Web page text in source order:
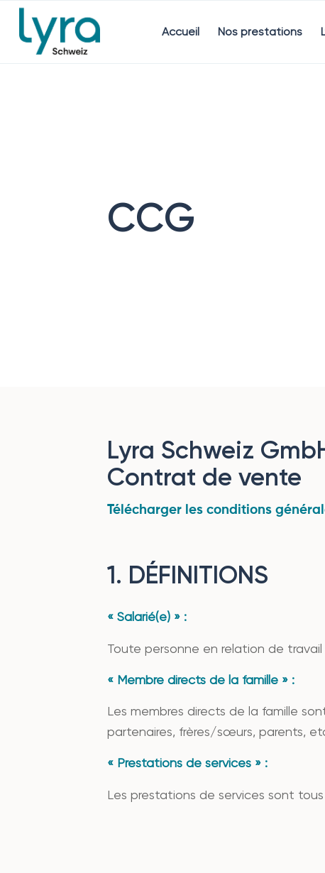
Accueil Nos prestations
CCG
Lyra Schweiz
Contrat de vente
Télécharger les conditions
1. DÉFINITIONS
« Salarié(e) » :
Toute personne en relation de
« Membre directs de la famille » :
Les membres directs de la famille
partenaires, frères/sœurs, parents,
« Prestations de services » :
Les prestations de services sont